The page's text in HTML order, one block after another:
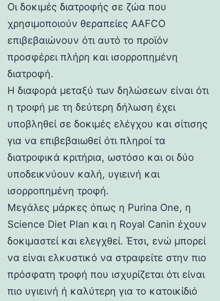
Οι δοκιμές διατροφής σε ζώα που
χρησιμοποιούν θεραπείες AAFCO
επιβεβαιώνουν ότι αυτό το προϊόν
προσφέρει πλήρη και ισορροπημένη
διατροφή.
Η διαφορά μεταξύ των δηλώσεων είναι ότι
η τροφή με τη δεύτερη δήλωση έχει
υποβληθεί σε δοκιμές ελέγχου και σίτισης
για να επιβεβαιωθεί ότι πληροί τα
διατροφικά κριτήρια, ωστόσο και οι δύο
υποδεικνύουν καλή, υγιεινή και
ισορροπημένη τροφή.
Μεγάλες μάρκες όπως η Purina One, η
Science Diet Plan και η Royal Canin έχουν
δοκιμαστεί και ελεγχθεί. Έτσι, ενώ μπορεί
να είναι ελκυστικό να στραφείτε στην πιο
πρόσφατη τροφή που ισχυρίζεται ότι είναι
πιο υγιεινή ή καλύτερη για το κατοικίδιό